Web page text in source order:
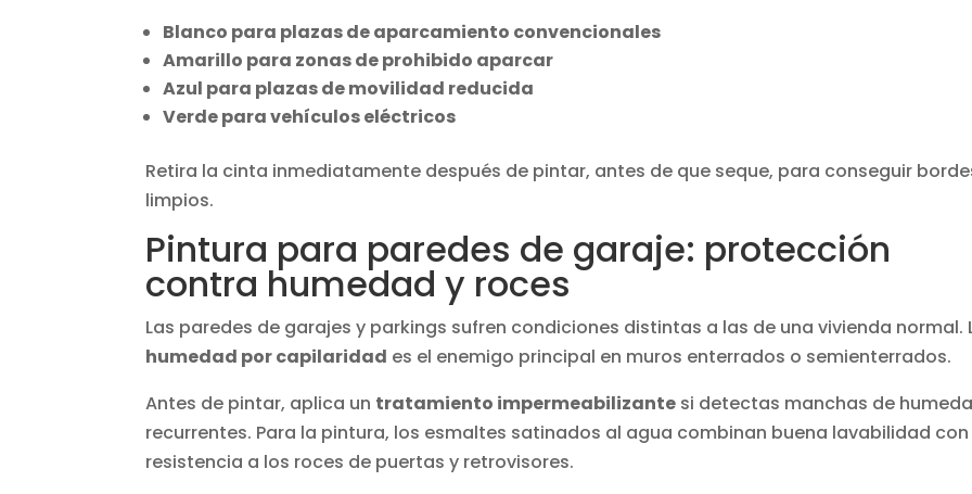
Blanco para plazas de aparcamiento convencionales
Amarillo para zonas de prohibido aparcar
Azul para plazas de movilidad reducida
Verde para vehículos eléctricos
Retira la cinta inmediatamente después de pintar, antes de que seque, para conseguir
limpios.
Pintura para paredes de garaje: protección
contra humedad y roces
Las paredes de garajes y parkings sufren condiciones distintas a las de una vivienda normal.
humedad por capilaridad es el enemigo principal en muros enterrados o semienterrados.
Antes de pintar, aplica un tratamiento impermeabilizante si detectas manchas de
recurrentes. Para la pintura, los esmaltes satinados al agua combinan buena lavabilidad con
resistencia a los roces de puertas y retrovisores.